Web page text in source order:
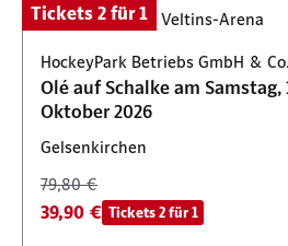
Tickets 2 für 1
HockeyPark Betriebs GmbH &
Olé auf Schalke am Samstag,
Oktober 2026
Gelsenkirchen
79,80 €
39,90 € Tickets 2 für 1